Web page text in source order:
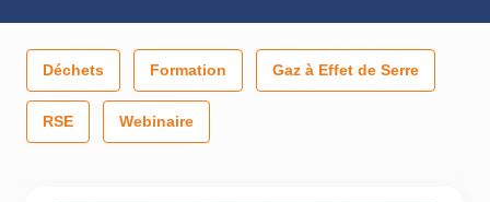
Déchets Formation Gaz à Effet de Serre
RSE Webinaire